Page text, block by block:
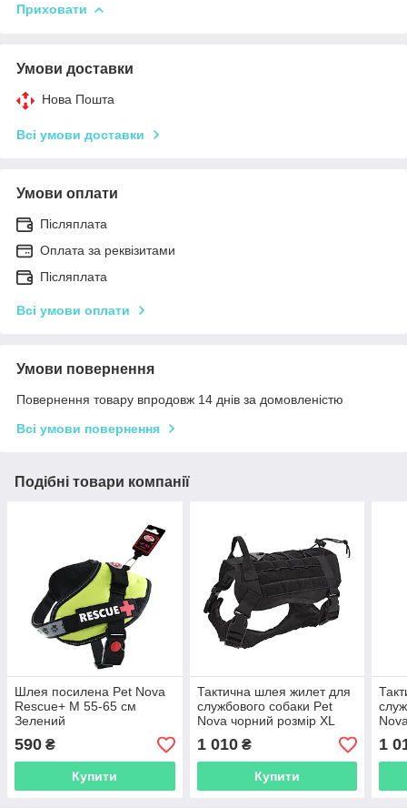
Приховати
Умови доставки
Нова Пошта
Всі умови доставки
Умови оплати
Післяплата
Оплата за реквізитами
Післяплата
Всі умови оплати
Умови повернення
Повернення товару впродовж 14 днів за домовленістю
Всі умови повернення
Подібні товари компанії
Шлея посилена Pet Nova
Rescue+ M 55-65 см
Зелений
590 ₴
Купити
Тактична шлея жилет для
службового собаки Pet
Nova чорний розмір XL
1 010₴
Купити
1